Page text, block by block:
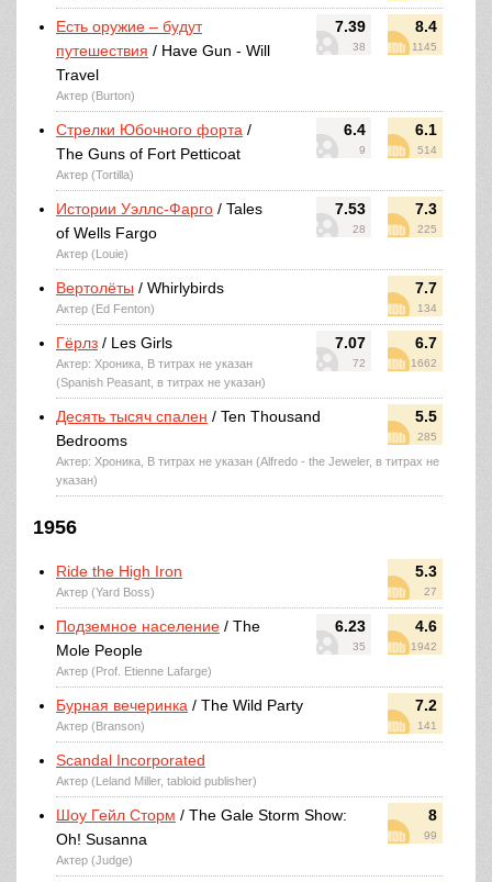
7.39
38
8.4
1145
Есть оружие – будут
путешествия / Have Gun - Will
Travel
Актер (Burton)
6.4
9
6.1
514
Стрелки Юбочного форта /
The Guns of Fort Petticoat
Актер (Tortilla)
7.53
28
7.3
225
Истории Уэллс-Фарго / Tales
of Wells Fargo
Актер (Louie)
7.7
134
Вертолёты / Whirlybirds
Актер (Ed Fenton)
7.07
72
6.7
1662
Гёрлз / Les Girls
Актер: Хроника, В титрах не указан
(Spanish Peasant, в титрах не указан)
5.5
285
Десять тысяч спален / Ten Thousand
Bedrooms
Актер: Хроника, В титрах не указан (Alfredo - the Jeweler, в титрах не
указан)
1956
5.3
27
Ride the High Iron
Актер (Yard Boss)
6.23
35
4.6
1942
Подземное население / The
Mole People
Актер (Prof. Etienne Lafarge)
7.2
141
Бурная вечеринка / The Wild Party
Актер (Branson)
Scandal Incorporated
Актер (Leland Miller, tabloid publisher)
8
99
Шоу Гейл Сторм / The Gale Storm Show:
Oh! Susanna
Актер (Judge)